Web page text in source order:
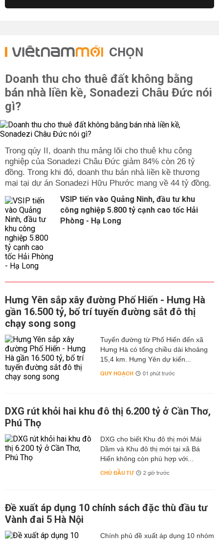
CHỌN
Doanh thu cho thuê đất không bằng
bán nhà liền kề, Sonadezi Châu Đức nói
gì?
Trong qúy II, doanh thu mảng lõi cho thuê khu công
nghiệp của Sonadezi Châu Đức giảm 84% còn 26 tỷ
đồng. Trong khi đó, doanh thu bán nhà liền kề thương
mại tại dự án Sonadezi Hữu Phước mang về 44 tỷ đồng.
VSIP tiến vào Quảng Ninh, đầu tư khu
công nghiệp 5.800 tỷ cạnh cao tốc Hải
Phòng - Hạ Long
Hưng Yên sắp xây đường Phố Hiến - Hưng Hà
gần 16.500 tỷ, bố trí tuyến đường sắt đô thị
chạy song song
Tuyến đường từ Phố Hiến đến xã
Hưng Hà có tổng chiều dài khoảng
15,4 km. Hưng Yên dự kiến...
QUY HOẠCH 01 phút trước
DXG rút khỏi hai khu đô thị 6.200 tỷ ở Cần Thơ,
Phú Thọ
DXG cho biết Khu đô thị mới Mái
Dầm và Khu đô thị mới tại xã Bá
Hiến không còn phù hợp với...
CHỦ ĐẦU TƯ 2 giờ trước
Đề xuất áp dụng 10 chính sách đặc thù đầu tư
Vành đai 5 Hà Nội
Chính phủ đề xuất áp dụng 10 nhóm